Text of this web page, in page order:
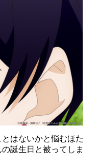
はないかと悩むほた
誕生日と被ってしま